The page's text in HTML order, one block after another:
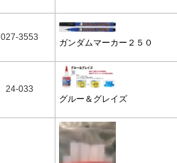
027-3553
ガンダムマーカー２５０
24-033
グルー＆グレイズ